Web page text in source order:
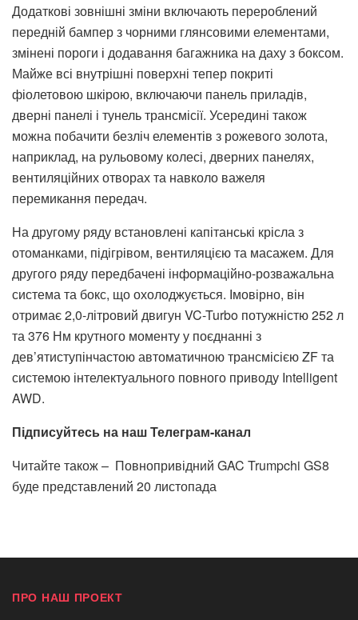
Додаткові зовнішні зміни включають перероблений
передній бампер з чорними глянсовими елементами,
змінені пороги і додавання багажника на даху з боксом.
Майже всі внутрішні поверхні тепер покриті
фіолетовою шкірою, включаючи панель приладів,
дверні панелі і тунель трансмісії. Усередині також
можна побачити безліч елементів з рожевого золота,
наприклад, на рульовому колесі, дверних панелях,
вентиляційних отворах та навколо важеля
перемикання передач.
На другому ряду встановлені капітанські крісла з
отоманками, підігрівом, вентиляцією та масажем. Для
другого ряду передбачені інформаційно-розважальна
система та бокс, що охолоджується. Імовірно, він
отримає 2,0-літровий двигун VC-Turbo потужністю 252 л
та 376 Нм крутного моменту у поєднанні з
дев’ятиступінчастою автоматичною трансмісією ZF та
системою інтелектуального повного приводу Intelligent
AWD.
Підписуйтесь на наш Телеграм-канал
Читайте також – Повнопривідний GAC Trumpchi GS8
буде представлений 20 листопада
ПРО НАШ ПРОЕКТ